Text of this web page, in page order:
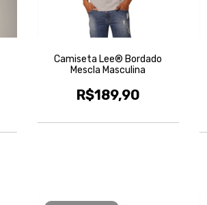
Camiseta Lee® Bordado
Mescla Masculina
R$189,90